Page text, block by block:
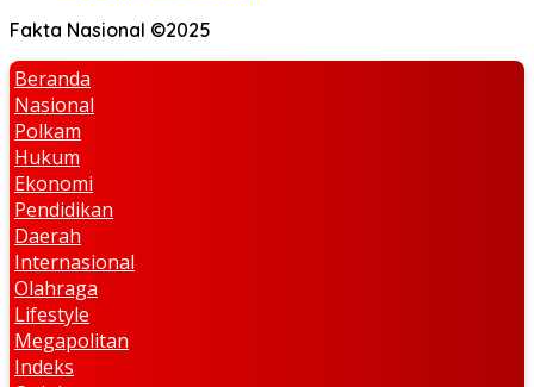
Fakta Nasional ©2025
Beranda
Nasional
Polkam
Hukum
Ekonomi
Pendidikan
Daerah
Internasional
Olahraga
Lifestyle
Megapolitan
Indeks